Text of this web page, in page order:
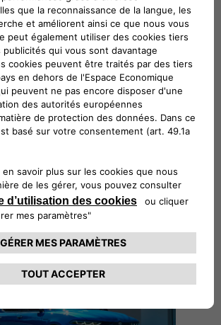
savoir-faire et disponibilité
d’origine Alfa Romeo de Mopar® sont
Alfa Romeo ; elles sont donc
véhicule qui est construit.
pièces d’origine sortent au même moment
véhicule, assurant ainsi leur disponibilité.
parfait
pièces d’origine Alfa Romeo de Mopar® sont
de chaque véhicule. Cela signifie que vous
VOTRE
AGRÉÉ